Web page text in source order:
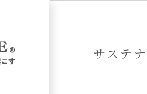
サステ